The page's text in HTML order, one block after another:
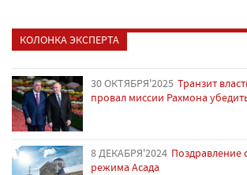
КОЛОНКА ЭКСПЕРТА
30 ОКТЯБРЯ'2025 Транзит
провал миссии Рахмона
8 ДЕКАБРЯ'2024 Поздравление
режима Асада